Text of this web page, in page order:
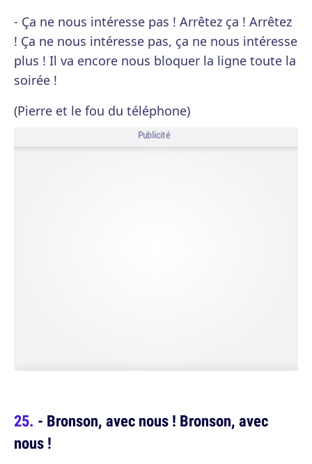
- Ça ne nous intéresse pas ! Arrêtez ça ! Arrêtez
! Ça ne nous intéresse pas, ça ne nous intéresse
plus ! Il va encore nous bloquer la ligne toute la
soirée !
(Pierre et le fou du téléphone)
Publicité
- Bronson, avec nous ! Bronson, avec
nous !